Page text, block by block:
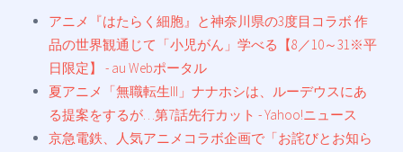
アニメ『はたらく細胞』と神奈川県の3度目コラボ 作
品の世界観通じて「小児がん」学べる【8／10～31※平
日限定】 - au Webポータル
夏アニメ「無職転生III」ナナホシは、ルーデウスにあ
る提案をするが…第7話先行カット - Yahoo!ニュース
京急電鉄、人気アニメコラボ企画で「お詫びとお知ら